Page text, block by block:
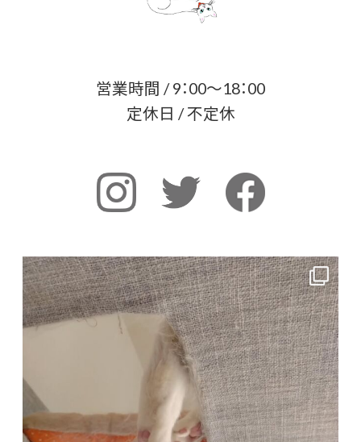
営業時間 / 9：00～18：00
定休日 / 不定休